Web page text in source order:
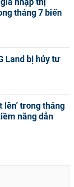
tháng 7 biến
Land bị hủy tư
lên’ trong tháng
năng dẫn